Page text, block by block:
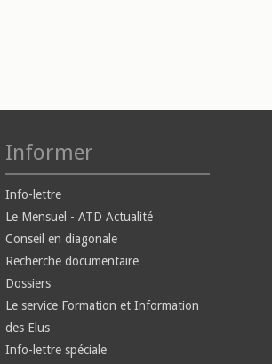
Informer
Info-lettre
Le Mensuel - ATD Actualité
Conseil en diagonale
Recherche documentaire
Dossiers
Le service Formation et Information
des Elus
Info-lettre spéciale